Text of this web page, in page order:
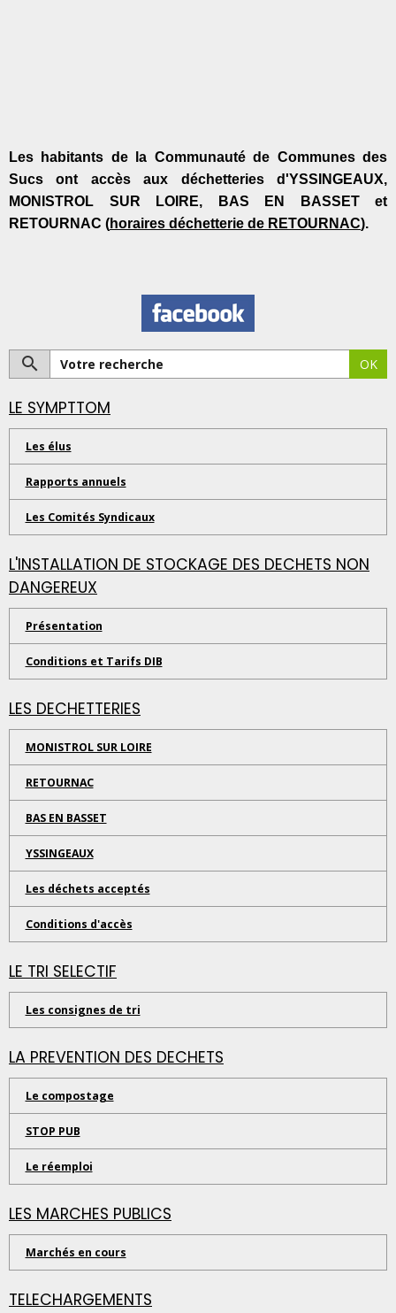
Les habitants de la Communauté de Communes des
Sucs ont accès aux déchetteries d'YSSINGEAUX,
MONISTROL SUR LOIRE, BAS EN BASSET et
RETOURNAC (horaires déchetterie de RETOURNAC).
OK
LE SYMPTTOM
Les élus
Rapports annuels
Les Comités Syndicaux
L'INSTALLATION DE STOCKAGE DES DECHETS NON
DANGEREUX
Présentation
Conditions et Tarifs DIB
LES DECHETTERIES
MONISTROL SUR LOIRE
RETOURNAC
BAS EN BASSET
YSSINGEAUX
Les déchets acceptés
Conditions d'accès
LE TRI SELECTIF
Les consignes de tri
LA PREVENTION DES DECHETS
Le compostage
STOP PUB
Le réemploi
LES MARCHES PUBLICS
Marchés en cours
TELECHARGEMENTS